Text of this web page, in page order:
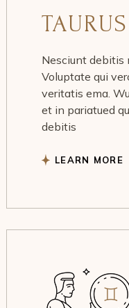
TAURUS
Nesciunt debitis
Voluptate qui
veritatis ema.
et in pariatued
debitis
LEARN MORE